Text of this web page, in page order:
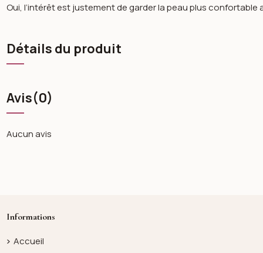
Oui, l’intérêt est justement de garder la peau plus
Détails du produit
Avis(0)
Aucun avis
Informations
Accueil